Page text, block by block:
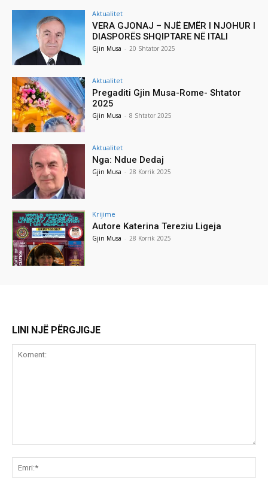
Aktualitet
VERA GJONAJ – NJË EMËR I NJOHUR I
DIASPORËS SHQIPTARE NË ITALI
Gjin Musa - 20 Shtator 2025
Aktualitet
Pregaditi Gjin Musa-Rome- Shtator
2025
Gjin Musa - 8 Shtator 2025
Aktualitet
Nga: Ndue Dedaj
Gjin Musa - 28 Korrik 2025
Krijime
Autore Katerina Tereziu Ligeja
Gjin Musa - 28 Korrik 2025
LINI NJË PËRGJIGJE